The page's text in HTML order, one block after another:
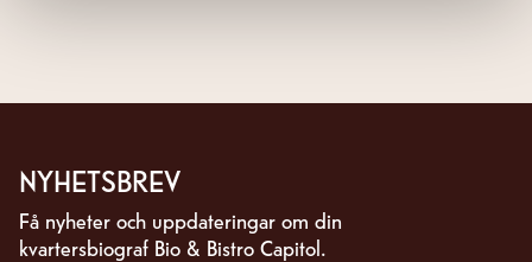
NYHETSBREV
Få nyheter och uppdateringar om din
kvartersbiograf Bio & Bistro Capitol.